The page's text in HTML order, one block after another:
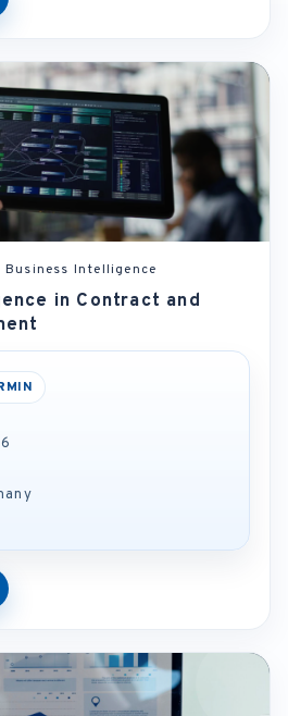
Intelligence
in Contract and